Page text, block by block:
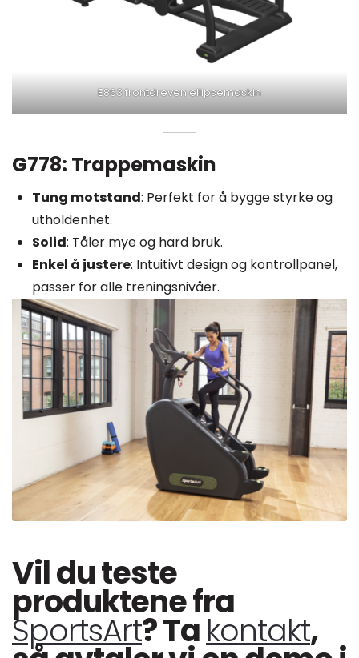
E863 frontdreven ellipsemaskin
G778: Trappemaskin
Tung motstand: Perfekt for å bygge styrke og
utholdenhet.
Solid: Tåler mye og hard bruk.
Enkel å justere: Intuitivt design og kontrollpanel,
passer for alle treningsnivåer.
Vil du teste
produktene fra
SportsArt? Ta kontakt,